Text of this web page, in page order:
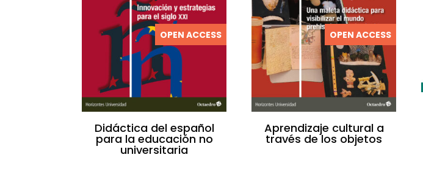
OPEN ACCESS
Didáctica del español
para la educación no
universitaria
OPEN ACCESS
Aprendizaje cultural a
través de los objetos